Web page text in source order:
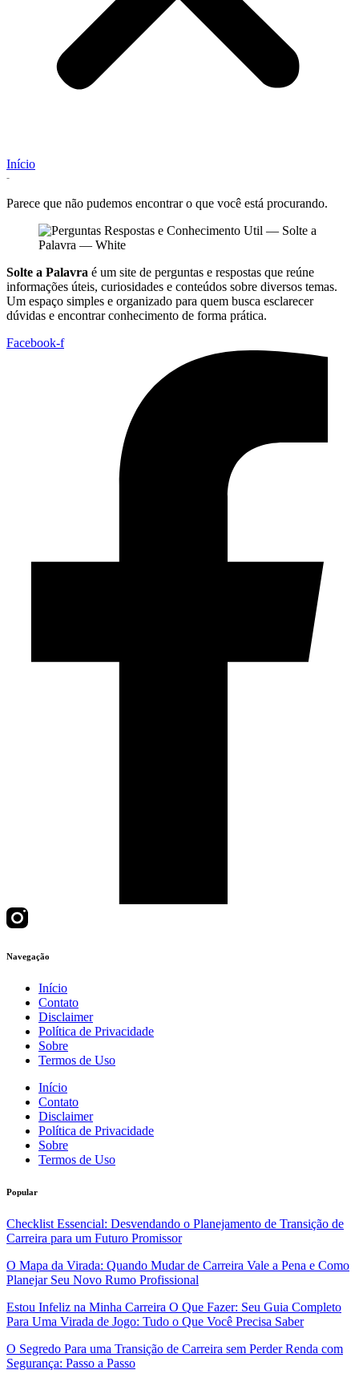
Início
-
Parece que não pudemos encontrar o que você está procurando.
Solte a Palavra é um site de perguntas e respostas que reúne
informações úteis, curiosidades e conteúdos sobre diversos temas.
Um espaço simples e organizado para quem busca esclarecer
dúvidas e encontrar conhecimento de forma prática.
Facebook-f
Navegação
Início
Contato
Disclaimer
Política de Privacidade
Sobre
Termos de Uso
Início
Contato
Disclaimer
Política de Privacidade
Sobre
Termos de Uso
Popular
Checklist Essencial: Desvendando o Planejamento de Transição de
Carreira para um Futuro Promissor
O Mapa da Virada: Quando Mudar de Carreira Vale a Pena e Como
Planejar Seu Novo Rumo Profissional
Estou Infeliz na Minha Carreira O Que Fazer: Seu Guia Completo
Para Uma Virada de Jogo: Tudo o Que Você Precisa Saber
O Segredo Para uma Transição de Carreira sem Perder Renda com
Segurança: Passo a Passo